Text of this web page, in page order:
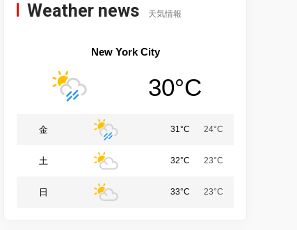
Weather news 天気情報
New York City
30°C
金 31°C 24°C
土 32°C 23°C
日 33°C 23°C